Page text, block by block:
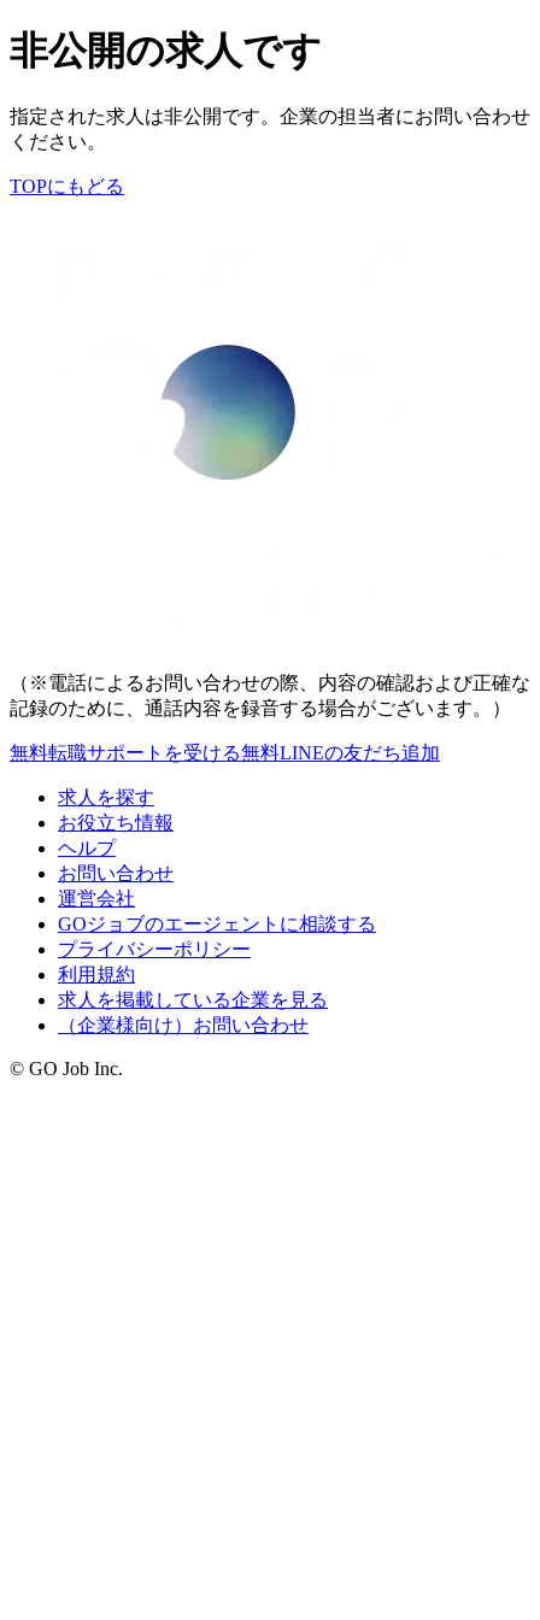
非公開の求人です
指定された求人は非公開です。企業の担当者にお問い合わせ
ください。
TOPにもどる
（※電話によるお問い合わせの際、内容の確認および正確な
記録のために、通話内容を録音する場合がございます。）
無料転職サポートを受ける無料LINEの友だち追加
求人を探す
お役立ち情報
ヘルプ
お問い合わせ
運営会社
GOジョブのエージェントに相談する
プライバシーポリシー
利用規約
求人を掲載している企業を見る
（企業様向け）お問い合わせ
© GO Job Inc.